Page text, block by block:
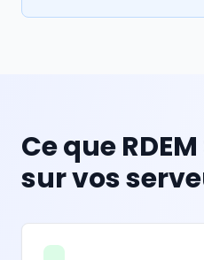
Ce que
sur vos